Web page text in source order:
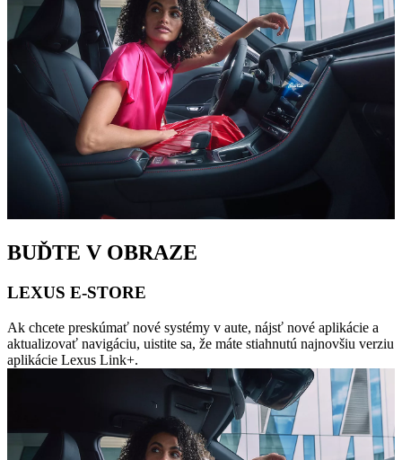
BUĎTE V OBRAZE
LEXUS E-STORE
Ak chcete preskúmať nové systémy v aute, nájsť nové aplikácie a
aktualizovať navigáciu, uistite sa, že máte stiahnutú najnovšiu verziu
aplikácie Lexus Link+.